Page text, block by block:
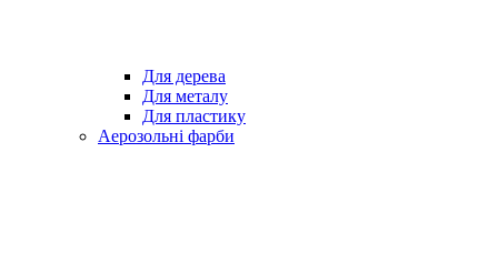
Для дерева
Для металу
Для пластику
Аерозольні фарби